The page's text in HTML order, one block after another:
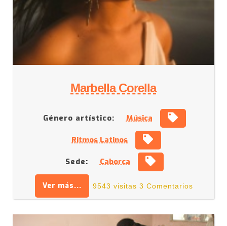
Marbella Corella
Género artístico: Música
Ritmos Latinos
Sede: Caborca
Ver más... 9543 visitas3 Comentarios